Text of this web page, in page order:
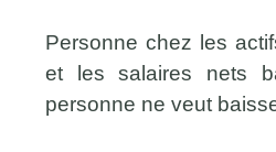
Personne chez les
et les salaires nets
personne ne veut